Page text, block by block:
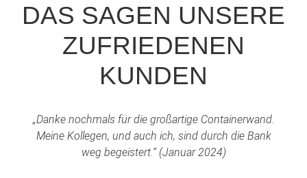
DAS SAGEN UNSERE
ZUFRIEDENEN
KUNDEN
„Danke nochmals für die großartige Containerwand.
Meine Kollegen, und auch ich, sind durch die Bank
weg begeistert.“ (Januar 2024)